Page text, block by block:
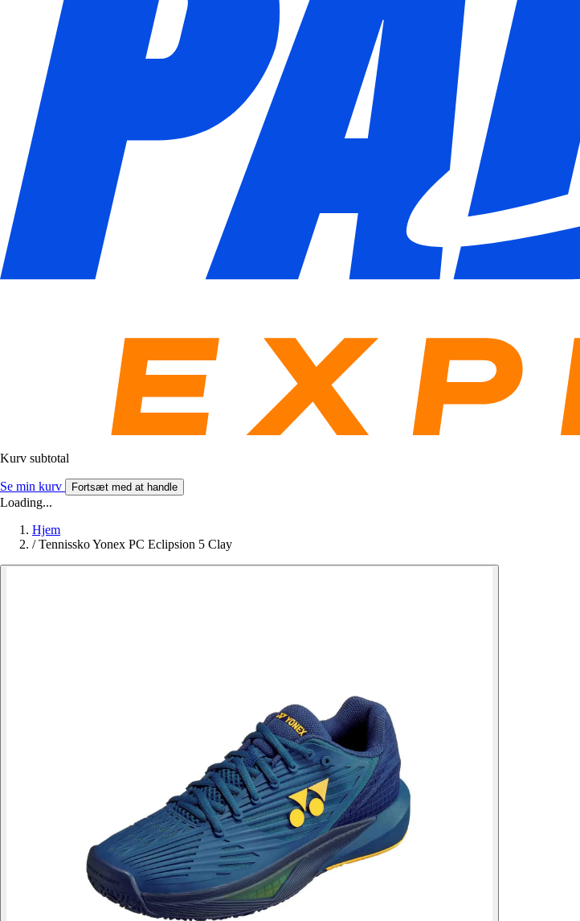
Kurv subtotal
Se min kurv Fortsæt med at handle
Loading...
Hjem
/ Tennissko Yonex PC Eclipsion 5 Clay